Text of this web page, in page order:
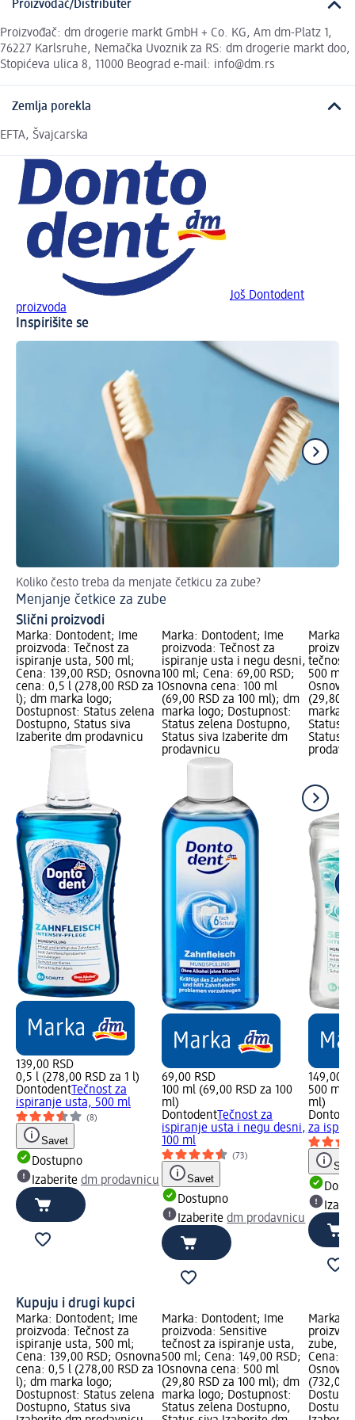
Proizvođač/Distributer
Proizvođač: dm drogerie markt GmbH + Co. KG, Am dm-Platz 1,
76227 Karlsruhe, Nemačka Uvoznik za RS: dm drogerie markt doo,
Stopićeva ulica 8, 11000 Beograd e-mail: info@dm.rs
Zemlja porekla
EFTA, Švajcarska
Još Dontodent
proizvoda
Inspirišite se
Koliko često treba da menjate četkicu za zube?
Menjanje četkice za zube
Slični proizvodi
Marka: Dontodent; Ime
proizvoda: Tečnost za
ispiranje usta, 500 ml;
Cena: 139,00 RSD; Osnovna
cena: 0,5 l (278,00 RSD za 1
l); dm marka logo;
Dostupnost: Status zelena
Dostupno, Status siva
Izaberite dm prodavnicu
139,00 RSD
0,5 l (278,00 RSD za 1 l)
DontodentTečnost za
ispiranje usta, 500 ml
(8)
Savet
Dostupno
Izaberite dm prodavnicu
Marka: Dontodent; Ime
proizvoda: Tečnost za
ispiranje usta i negu desni,
100 ml; Cena: 69,00 RSD;
Osnovna cena: 100 ml
(69,00 RSD za 100 ml); dm
marka logo; Dostupnost:
Status zelena Dostupno,
Status siva Izaberite dm
prodavnicu
69,00 RSD
100 ml (69,00 RSD za 100
ml)
DontodentTečnost za
ispiranje usta i negu desni,
100 ml
(73)
Savet
Dostupno
Izaberitedm prodavnicu
Marka:
tečnost
500 ml;
(29,80
marka
Status
Status
149,00
500 ml
ml)
za
Kupuju i drugi kupci
Marka: Dontodent; Ime
proizvoda: Tečnost za
ispiranje usta, 500 ml;
Cena: 139,00 RSD; Osnovna
cena: 0,5 l (278,00 RSD za 1
l); dm marka logo;
Dostupnost: Status zelena
Dostupno, Status siva
Marka: Dontodent; Ime
proizvoda: Sensitive
tečnost za ispiranje usta,
500 ml; Cena: 149,00 RSD;
Osnovna cena: 500 ml
(29,80 RSD za 100 ml); dm
marka logo; Dostupnost:
Status zelena Dostupno,
Marka:
zube, 6-
Cena:
(732,00